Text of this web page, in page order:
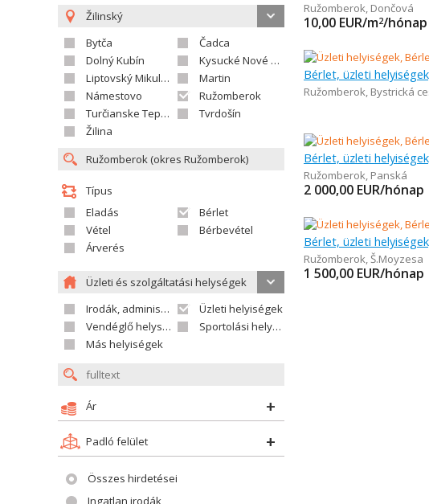
Žilinský
Bytča
Čadca
Dolný Kubín
Kysucké Nové Mesto
Liptovský Mikuláš
Martin
Námestovo
Ružomberok
Turčianske Teplice
Tvrdošín
Žilina
Típus
Eladás
Bérlet
Vétel
Bérbevétel
Árverés
Üzleti és szolgáltatási helységek
Irodák, adminisztrációs helységek
Üzleti helyiségek
Vendéglő helységek
Sportolási helységek
Más helyiségek
Ár
Padló felület
Összes hirdetései
Ingatlan irodák
Ružomberok, Dončová
10,00 EUR/m2/hónap
Bérlet, üzleti
Ružomberok, Bystrická
Bérlet, üzleti
Ružomberok, Panská
2 000,00 EUR/hónap
Bérlet, üzleti
Ružomberok,Š.Moyzesa
1 500,00 EUR/hónap